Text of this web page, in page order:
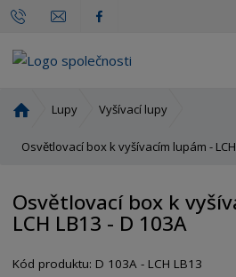
o
í
s
r
Lupy Vyšívací lupy
Osvětlovací box k vyšívacím lupám - LCH
Osvětlovací box k
LCH LB13 - D 103A
Kód produktu: D 103A - LCH LB13